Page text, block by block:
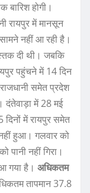
होगी।
रायपुर में मानसून
नहीं आ रही है।
दी थी। जबकि
पहुंचने में 14 दिन
समेत प्रदेश
दंतेवाड़ा में 28 मई
में रायपुर समेत
हुआ। गलवार को
पानी नहीं गिरा।
गया है। अधिकतम
तापमान 37.8